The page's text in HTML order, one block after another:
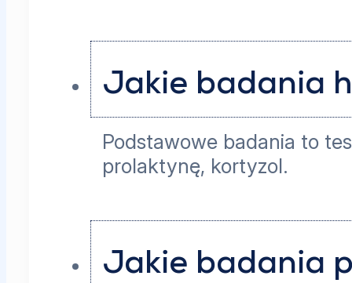
Jakie badania
Podstawowe badania to
prolaktynę, kortyzol.
Jakie badania